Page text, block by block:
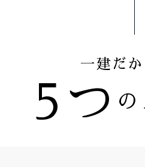
一建だか
5つ